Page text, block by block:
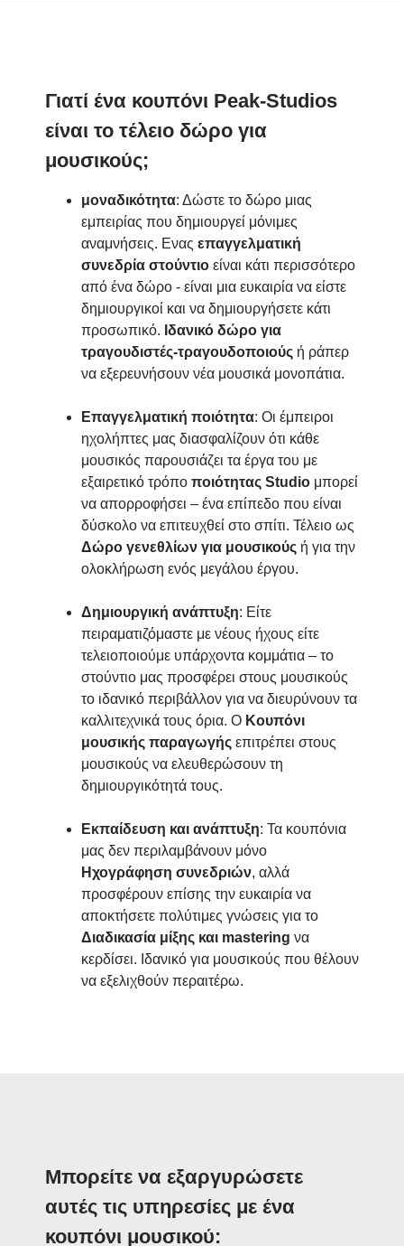
Γιατί ένα κουπόνι Peak-Studios
είναι το τέλειο δώρο για
μουσικούς;
μοναδικότητα: Δώστε το δώρο μιας
εμπειρίας που δημιουργεί μόνιμες
αναμνήσεις. Ενας επαγγελματική
συνεδρία στούντιο είναι κάτι περισσότερο
από ένα δώρο - είναι μια ευκαιρία να είστε
δημιουργικοί και να δημιουργήσετε κάτι
προσωπικό. Ιδανικό δώρο για
τραγουδιστές-τραγουδοποιούς ή ράπερ
να εξερευνήσουν νέα μουσικά μονοπάτια.
Επαγγελματική ποιότητα: Οι έμπειροι
ηχολήπτες μας διασφαλίζουν ότι κάθε
μουσικός παρουσιάζει τα έργα του με
εξαιρετικό τρόπο ποιότητας Studio μπορεί
να απορροφήσει – ένα επίπεδο που είναι
δύσκολο να επιτευχθεί στο σπίτι. Τέλειο ως
Δώρο γενεθλίων για μουσικούς ή για την
ολοκλήρωση ενός μεγάλου έργου.
Δημιουργική ανάπτυξη: Είτε
πειραματιζόμαστε με νέους ήχους είτε
τελειοποιούμε υπάρχοντα κομμάτια – το
στούντιο μας προσφέρει στους μουσικούς
το ιδανικό περιβάλλον για να διευρύνουν τα
καλλιτεχνικά τους όρια. Ο Κουπόνι
μουσικής παραγωγής επιτρέπει στους
μουσικούς να ελευθερώσουν τη
δημιουργικότητά τους.
Εκπαίδευση και ανάπτυξη: Τα κουπόνια
μας δεν περιλαμβάνουν μόνο
Ηχογράφηση συνεδριών, αλλά
προσφέρουν επίσης την ευκαιρία να
αποκτήσετε πολύτιμες γνώσεις για το
Διαδικασία μίξης και mastering να
κερδίσει. Ιδανικό για μουσικούς που θέλουν
να εξελιχθούν περαιτέρω.
Μπορείτε να εξαργυρώσετε
αυτές τις υπηρεσίες με ένα
κουπόνι μουσικού: